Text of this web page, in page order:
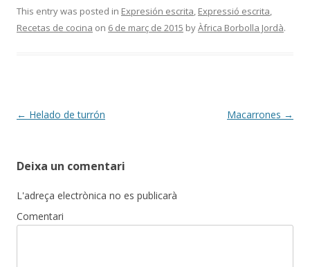
e
b
k
itt
er
m
p
ix
This entry was posted in Expresión escrita, Expressió escrita,
Recetas de cocina on 6 de març de 2015 byÀfrica Borbolla Jordà.
Post
← Helado de turrón Macarrones →
Deixa un comentari
L'adreça electrònica no es publicarà
Comentari